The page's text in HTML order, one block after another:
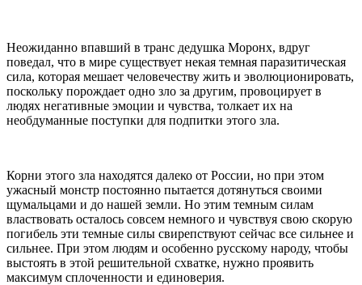
Неожиданно впавший в транс дедушка Моронх, вдруг
поведал, что в мире существует некая темная паразитическая
сила, которая мешает человечеству жить и эволюционировать,
поскольку порождает одно зло за другим, провоцирует в
людях негативные эмоции и чувства, толкает их на
необдуманные поступки для подпитки этого зла.
Корни этого зла находятся далеко от России, но при этом
ужасный монстр постоянно пытается дотянуться своими
щумальцами и до нашей земли. Но этим темным силам
властвовать осталось совсем немного и чувствуя свою скорую
погибель эти темные силы свирепствуют сейчас все сильнее и
сильнее. При этом людям и особенно русскому народу, чтобы
выстоять в этой решительной схватке, нужно проявить
максимум сплоченности и единоверия.